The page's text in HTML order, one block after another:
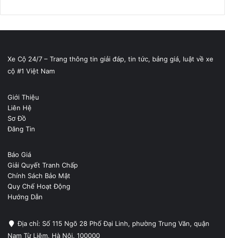
Xe Cộ 24/7 – Trang thông tin giải đáp, tin tức, bảng giá, luật về xe
cộ #1 Việt Nam
Giới Thiệu
Liên Hệ
Sơ Đồ
Đăng Tin
Báo Giá
Giải Quyết Tranh Chấp
Chính Sách Bảo Mật
Quy Chế Hoạt Động
Hướng Dẫn
Địa chỉ: Số 115 Ngõ 28 Phố Đại Linh, phường Trung Văn, quận
Nam Từ Liêm, Hà Nội, 100000